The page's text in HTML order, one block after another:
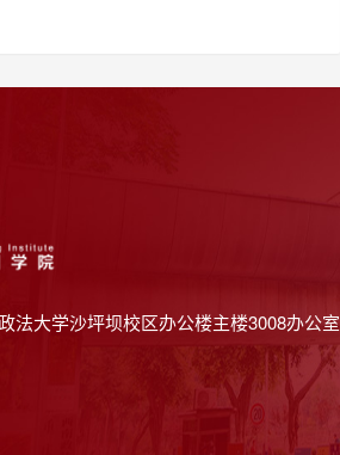
法大学沙坪坝校区办公楼主楼3008办公室